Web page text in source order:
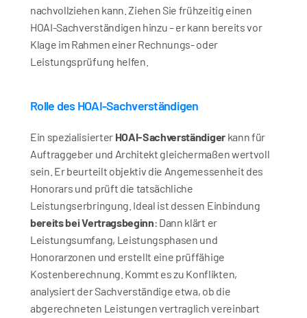
nachvollziehen kann. Ziehen Sie frühzeitig einen
HOAI-Sachverständigen hinzu – er kann bereits vor
Klage im Rahmen einer Rechnungs- oder
Leistungsprüfung helfen.
Rolle des HOAI-Sachverständigen
Ein spezialisierter HOAI-Sachverständiger kann für
Auftraggeber und Architekt gleichermaßen wertvoll
sein. Er beurteilt objektiv die Angemessenheit des
Honorars und prüft die tatsächliche
bereits bei Vertragsbeginn: Dann klärt er
Leistungsumfang, Leistungsphasen und
Honorarzonen und erstellt eine prüffähige
Kostenberechnung. Kommt es zu Konflikten,
analysiert der Sachverständige etwa, ob die
abgerechneten Leistungen vertraglich vereinbart